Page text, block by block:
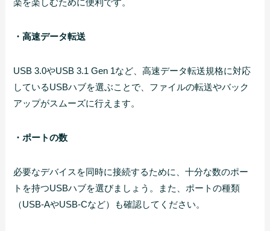
・高速データ転送
USB 3.0やUSB 3.1 Gen 1など、高速データ転送規格に対応
しているUSBハブを選ぶことで、ファイルの転送やバック
アップがスムーズに行えます。
・ポートの数
必要なデバイスを同時に接続するために、十分な数のポー
トを持つUSBハブを選びましょう。また、ポートの種類
（USB-AやUSB-Cなど）も確認してください。